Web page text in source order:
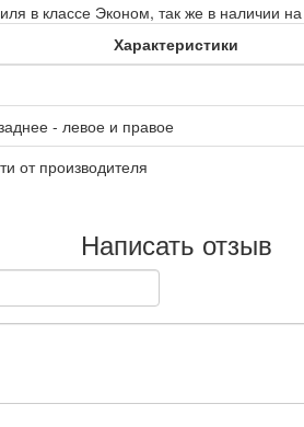
в классе Эконом, так же в наличии
Характеристики
- левое и правое
от производителя
Написать отзыв